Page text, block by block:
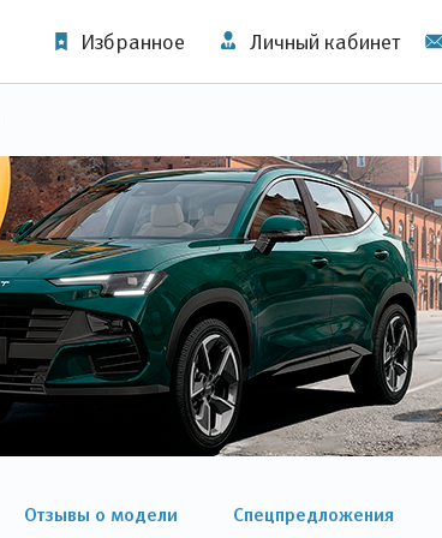
Избранное Личный кабинет
Отзывы о модели Спецпредложения